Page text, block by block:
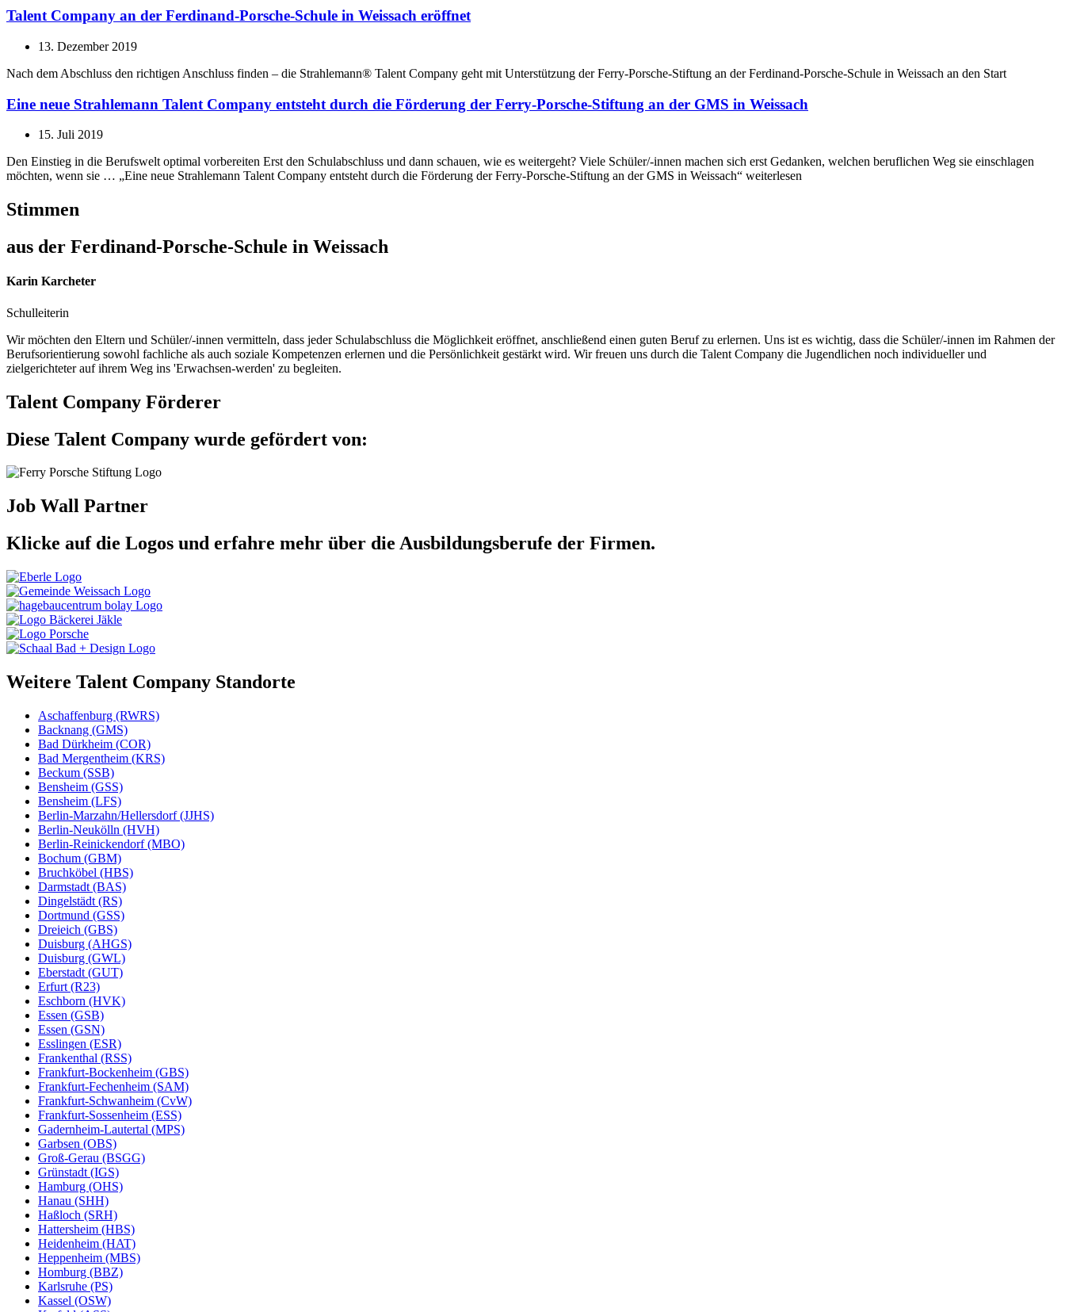
Talent Company an der Ferdinand-Porsche-Schule in Weissach eröffnet
13. Dezember 2019
Nach dem Abschluss den richtigen Anschluss finden – die Strahlemann® Talent Company geht mit Unterstützung der Ferry-Porsche-Stiftung an der Ferdinand-Porsche-Schule in Weissach an den Start
Eine neue Strahlemann Talent Company entsteht durch die Förderung der Ferry-Porsche-Stiftung an der GMS in Weissach
15. Juli 2019
Den Einstieg in die Berufswelt optimal vorbereiten Erst den Schulabschluss und dann schauen, wie es weitergeht? Viele Schüler/-innen machen sich erst Gedanken, welchen beruflichen Weg sie einschlagen
möchten, wenn sie … „Eine neue Strahlemann Talent Company entsteht durch die Förderung der Ferry-Porsche-Stiftung an der GMS in Weissach“ weiterlesen
Stimmen
aus der Ferdinand-Porsche-Schule in Weissach
Karin Karcheter
Schulleiterin
Wir möchten den Eltern und Schüler/-innen vermitteln, dass jeder Schulabschluss die Möglichkeit eröffnet, anschließend einen guten Beruf zu erlernen. Uns ist es wichtig, dass die Schüler/-innen im Rahmen der
Berufsorientierung sowohl fachliche als auch soziale Kompetenzen erlernen und die Persönlichkeit gestärkt wird. Wir freuen uns durch die Talent Company die Jugendlichen noch individueller und
zielgerichteter auf ihrem Weg ins 'Erwachsen-werden' zu begleiten.
Talent Company Förderer
Diese Talent Company wurde gefördert von:
Job Wall Partner
Klicke auf die Logos und erfahre mehr über die Ausbildungsberufe der Firmen.
Weitere Talent Company Standorte
Aschaffenburg (RWRS)
Backnang (GMS)
Bad Dürkheim (COR)
Bad Mergentheim (KRS)
Beckum (SSB)
Bensheim (GSS)
Bensheim (LFS)
Berlin-Marzahn/Hellersdorf (JJHS)
Berlin-Neukölln (HVH)
Berlin-Reinickendorf (MBO)
Bochum (GBM)
Bruchköbel (HBS)
Darmstadt (BAS)
Dingelstädt (RS)
Dortmund (GSS)
Dreieich (GBS)
Duisburg (AHGS)
Duisburg (GWL)
Eberstadt (GUT)
Erfurt (R23)
Eschborn (HVK)
Essen (GSB)
Essen (GSN)
Esslingen (ESR)
Frankenthal (RSS)
Frankfurt-Bockenheim (GBS)
Frankfurt-Fechenheim (SAM)
Frankfurt-Schwanheim (CvW)
Frankfurt-Sossenheim (ESS)
Gadernheim-Lautertal (MPS)
Garbsen (OBS)
Groß-Gerau (BSGG)
Grünstadt (IGS)
Hamburg (OHS)
Hanau (SHH)
Haßloch (SRH)
Hattersheim (HBS)
Heidenheim (HAT)
Heppenheim (MBS)
Homburg (BBZ)
Karlsruhe (PS)
Kassel (OSW)